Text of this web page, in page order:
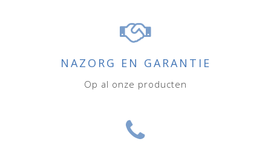
NAZORG EN GARANTIE
Op al onze producten